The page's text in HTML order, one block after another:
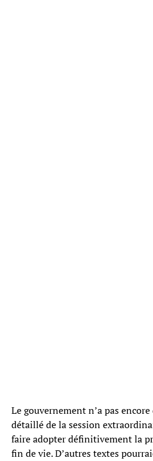
Le gouvernement n’a pas
détaillé de la session
faire adopter définitivement la
fin de vie. D’autres textes